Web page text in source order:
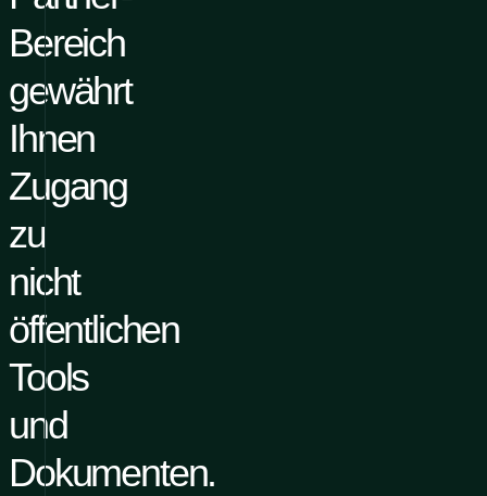
Bereich
gewährt
Ihnen
Zugang
zu
nicht
öffentlichen
Tools
und
Dokumenten.